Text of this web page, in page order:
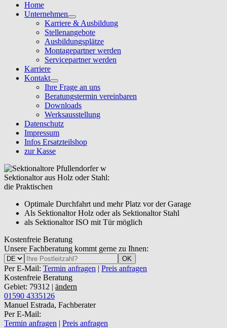
Home
Unternehmen
Karriere & Ausbildung
Stellenangebote
Ausbildungsplätze
Montagepartner werden
Servicepartner werden
Karriere
Kontakt
Ihre Frage an uns
Beratungstermin vereinbaren
Downloads
Werksausstellung
Datenschutz
Impressum
Infos Ersatzteilshop
zur Kasse
Sektionaltor aus Holz oder Stahl:
die Praktischen
Optimale Durchfahrt und mehr Platz vor der Garage
Als Sektionaltor Holz oder als Sektionaltor Stahl
als Sektionaltor ISO mit Tür möglich
Kostenfreie Beratung
Unsere Fachberatung kommt gerne zu Ihnen:
OK
Per E-Mail: Termin anfragen | Preis anfragen
Kostenfreie Beratung
Gebiet: 79312 | ändern
01590 4335126
Manuel Estrada, Fachberater
Per E-Mail:
Termin anfragen | Preis anfragen